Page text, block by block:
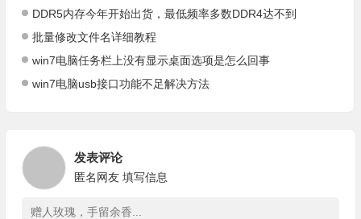
DDR5内存今年开始出货，最低频率多数DDR4达不到
批量修改文件名详细教程
win7电脑任务栏上没有显示桌面选项是怎么回事
win7电脑usb接口功能不足解决方法
发表评论
匿名网友 填写信息